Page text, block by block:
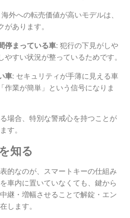
海外への転売価値が高いモデルは、
あります。
停まっている車: 犯行の下見がしや
やすい状況が整っているためです。
車: セキュリティが手薄に見える車
作業が簡単」という信号になりま
場合、特別な警戒心を持つことが
す。
知る
的なのが、スマートキーの仕組み
車内に置いていなくても、鍵から
継・増幅させることで解錠・エン
します。